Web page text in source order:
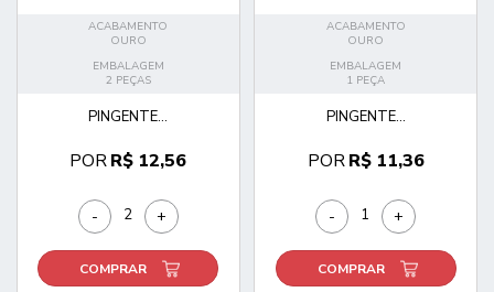
ACABAMENTO
OURO
EMBALAGEM
2 PEÇAS
PINGENTE...
PORR$ 12,56
- +
COMPRAR
ACABAMENTO
OURO
EMBALAGEM
1 PEÇA
PINGENTE...
PORR$ 11,36
- +
COMPRAR